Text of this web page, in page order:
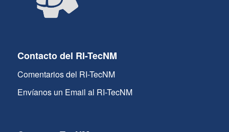
Contacto del RI-TecNM
Comentarios del RI-TecNM
Envíanos un Email al RI-TecNM